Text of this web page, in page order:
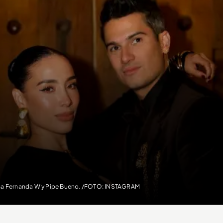
Fernanda W y Pipe Bueno. /FOTO: INSTAGRAM